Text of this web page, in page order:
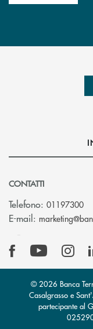
CONTATTI
Telefono: 01197300
E-mail:
© 2026 Banca
Casalgrasso e
partecipante al